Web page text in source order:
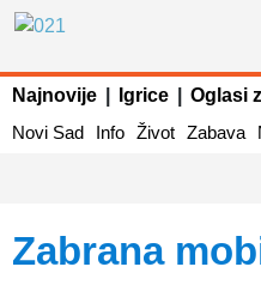
Najnovije Igrice Oglasi
Novi Sad
Info Život Zabava
zabrana